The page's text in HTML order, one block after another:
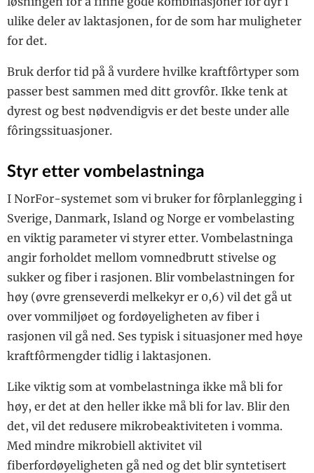
ulike deler av laktasjonen, for de som har muligheter
for det.
Bruk derfor tid på å vurdere hvilke kraftfôrtyper som
passer best sammen med ditt grovfôr. Ikke tenk at
dyrest og best nødvendigvis er det beste under alle
fôringssituasjoner.
Styr etter vombelastninga
I NorFor-systemet som vi bruker for fôrplanlegging i
Sverige, Danmark, Island og Norge er vombelasting
en viktig parameter vi styrer etter. Vombelastninga
angir forholdet mellom vomnedbrutt stivelse og
sukker og fiber i rasjonen. Blir vombelastningen for
høy (øvre grenseverdi melkekyr er 0,6) vil det gå ut
over vommiljøet og fordøyeligheten av fiber i
rasjonen vil gå ned. Ses typisk i situasjoner med høye
kraftfôrmengder tidlig i laktasjonen.
Like viktig som at vombelastninga ikke må bli for
høy, er det at den heller ikke må bli for lav. Blir den
det, vil det redusere mikrobeaktiviteten i vomma.
Med mindre mikrobiell aktivitet vil
fiberfordøyeligheten gå ned og det blir syntetisert